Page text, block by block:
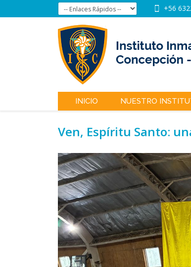
+56
INICIO NUESTRO
Ven, Espíritu Santo: